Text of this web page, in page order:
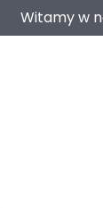
Witamy w